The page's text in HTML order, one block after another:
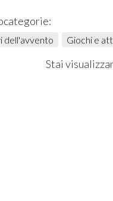
dell'avvento Giochi e
Stai